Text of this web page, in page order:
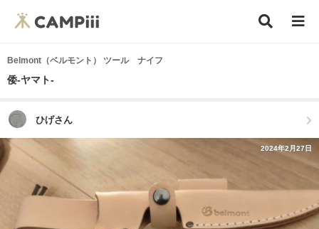
Belmont（ベルモント） ツール ナイフ
倭-ヤマト-
ひげさん
2024年2月27日